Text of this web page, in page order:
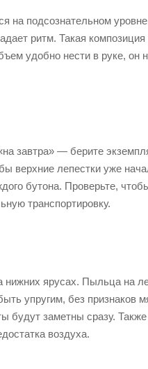
на подсознательном
ритм. Такая
удобно нести в руке, он
завтра» — берите
верхние лепестки уже
бутона. Проверьте,
транспортировку.
ярусах. Пыльца на
упругим, без признаков
заметны сразу.
воздуха.